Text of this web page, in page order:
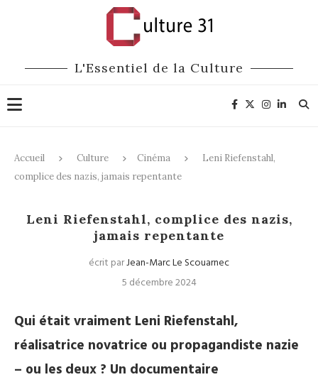
L'Essentiel de la Culture
Accueil Culture Cinéma
Leni Riefenstahl,
complice des nazis, jamais repentante
Leni Riefenstahl, complice des nazis,
jamais repentante
écrit parJean-Marc Le Scouarnec
5 décembre 2024
Qui était vraiment Leni Riefenstahl,
réalisatrice novatrice ou propagandiste nazie
– ou les deux ? Un documentaire